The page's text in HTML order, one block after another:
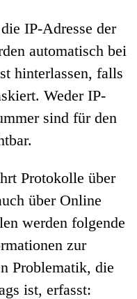
IP-Adresse der
automatisch bei
hinterlassen, falls
Weder IP-
sind für den
Protokolle über
über Online
werden folgende
zur
Problematik, die
ist, erfasst: